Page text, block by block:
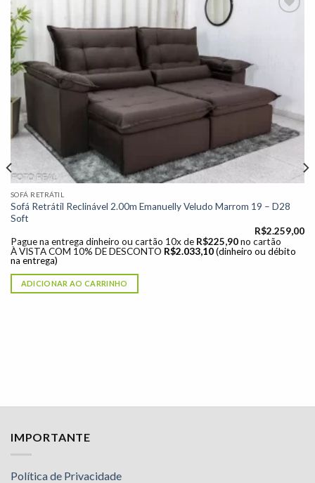
SOFÁ RETRÁTIL
Sofá Retrátil Reclinável 2.00m Emanuelly Veludo Marrom 19 – D28
Soft
R$2.259,00
Pague na entrega dinheiro ou cartão 10x de R$225,90 no cartão
À VISTA COM 10% DE DESCONTO R$2.033,10 (dinheiro ou débito
na entrega)
ADICIONAR AO CARRINHO
IMPORTANTE
Política de Privacidade